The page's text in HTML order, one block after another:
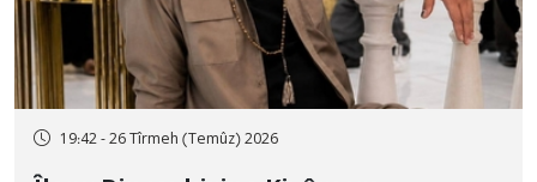
19:42 - 26 Tîrmeh (Temûz) 2026